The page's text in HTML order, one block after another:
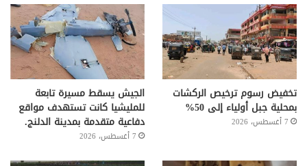
تخفيض رسوم ترخيص الركشات
بمحلية جبل أولياء إلى 50%
7 أغسطس، 2026
الجيش يسقط مسيرة تابعة
للمليشيا كانت تستهدف مواقع
دفاعية متقدمة بمدينة الدلنج.
7 أغسطس، 2026